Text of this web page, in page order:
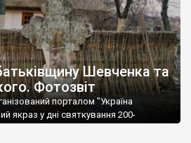
Шевченка та
Фотозвіт
порталом "Україна
якраз у дні святкування 200-